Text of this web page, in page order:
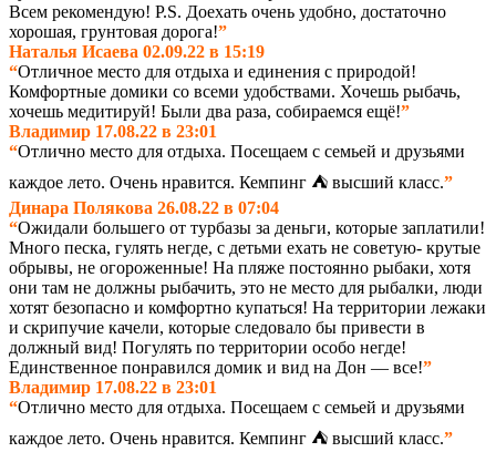
Всем рекомендую! P.S. Доехать очень удобно, достаточно
хорошая, грунтовая дорога!”
Наталья Исаева 02.09.22 в 15:19
“Отличное место для отдыха и единения с природой!
Комфортные домики со всеми удобствами. Хочешь рыбачь,
хочешь медитируй! Были два раза, собираемся ещё!”
Владимир 17.08.22 в 23:01
“Отлично место для отдыха. Посещаем с семьей и друзьями
каждое лето. Очень нравится. Кемпинг ⛺ высший класс.”
Динара Полякова 26.08.22 в 07:04
“Ожидали большего от турбазы за деньги, которые заплатили!
Много песка, гулять негде, с детьми ехать не советую- крутые
обрывы, не огороженные! На пляже постоянно рыбаки, хотя
они там не должны рыбачить, это не место для рыбалки, люди
хотят безопасно и комфортно купаться! На территории лежаки
и скрипучие качели, которые следовало бы привести в
должный вид! Погулять по территории особо негде!
Единственное понравился домик и вид на Дон — все!”
Владимир 17.08.22 в 23:01
“Отлично место для отдыха. Посещаем с семьей и друзьями
каждое лето. Очень нравится. Кемпинг ⛺ высший класс.”